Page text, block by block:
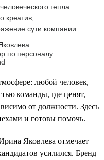
тепла.
креатив,
сути компании
по персоналу
любой человек,
команды, где ценят,
от должности. Здесь
и готовы помочь.
Яковлева отмечает
усилился. Бренд